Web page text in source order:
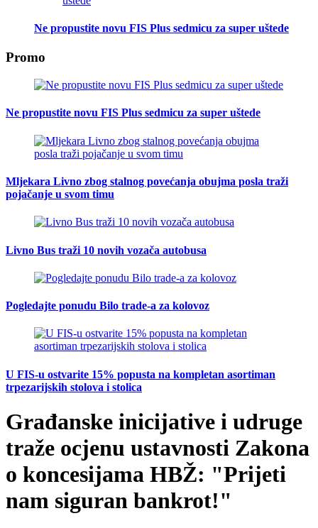
Ne propustite novu FIS Plus sedmicu za super uštede
Promo
Ne propustite novu FIS Plus sedmicu za super uštede
Mljekara Livno zbog stalnog povećanja obujma posla traži
pojačanje u svom timu
Livno Bus traži 10 novih vozača autobusa
Pogledajte ponudu Bilo trade-a za kolovoz
U FIS-u ostvarite 15% popusta na kompletan asortiman
trpezarijskih stolova i stolica
Građanske inicijative i udruge
traže ocjenu ustavnosti Zakona
o koncesijama HBŽ: "Prijeti
nam siguran bankrot!"